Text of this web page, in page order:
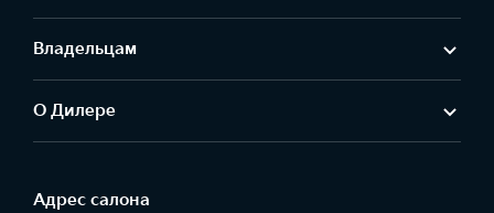
Владельцам
О Дилере
Адрес салонa